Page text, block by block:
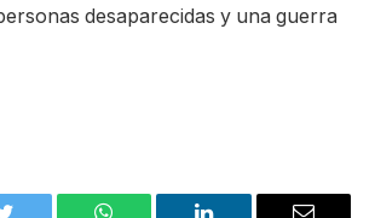
desaparecidas y una guerra